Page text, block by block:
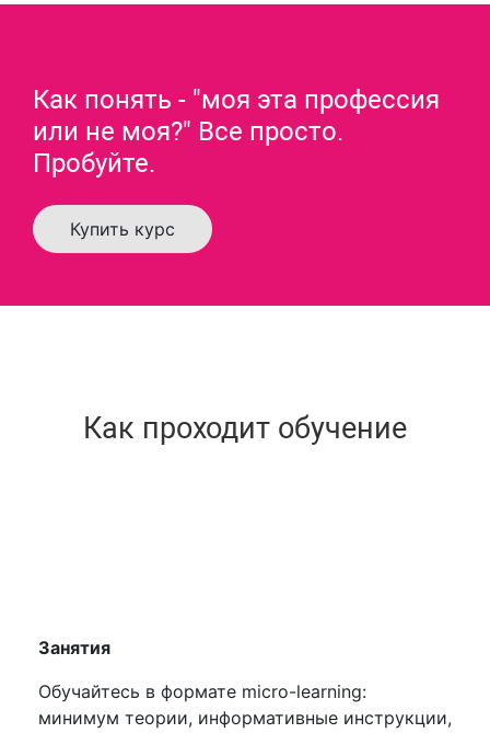
Как понять - "моя эта профессия
или не моя?" Все просто.
Пробуйте.
Купить курс
Как проходит обучение
Занятия
Обучайтесь в формате micro-learning:
минимум теории, информативные инструкции,